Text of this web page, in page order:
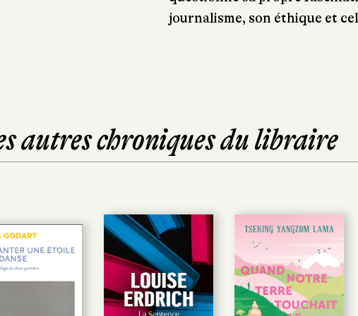
journalisme, son éthique et
autres chroniques du libraire